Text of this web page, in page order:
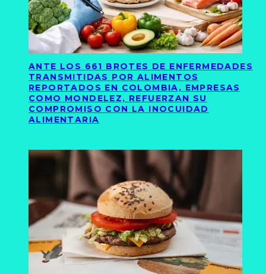
ANTE LOS 661 BROTES DE ENFERMEDADES
TRANSMITIDAS POR ALIMENTOS
REPORTADOS EN COLOMBIA, EMPRESAS
COMO MONDELEZ, REFUERZAN SU
COMPROMISO CON LA INOCUIDAD
ALIMENTARIA